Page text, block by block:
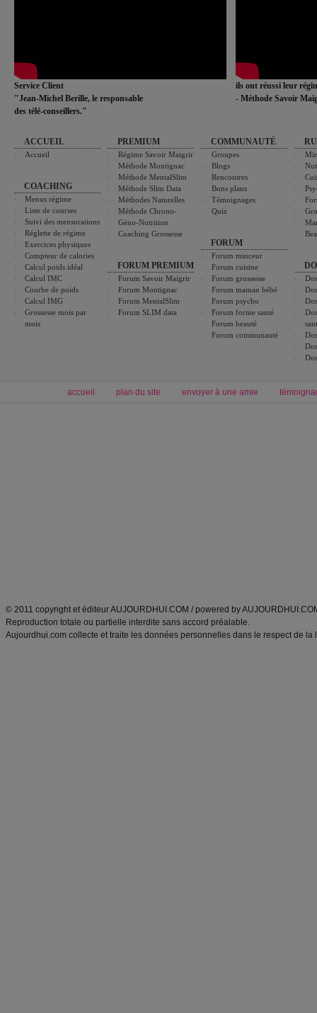
Service Client
"Jean-Michel Berille, le responsable
des télé-conseillers."
ils ont réussi leur
- Méthode Savoir
ACCUEIL
Accueil
COACHING
Menus régime
Liste de courses
Suivi des mensurations
Réglette de régime
Exercices physiques
Compteur de calories
Calcul poids idéal
Calcul IMC
Courbe de poids
Calcul IMG
Grossesse mois par
mois
PREMIUM
Régime Savoir Maigrir
Méthode Montignac
Méthode MentalSlim
Méthode Slim Data
Méthodes Naturelles
Méthode Chrono-
Géno-Nutrition
Coaching Grossesse
FORUM PREMIUM
Forum Savoir Maigrir
Forum Montignac
Forum MentalSlim
Forum SLIM data
COMMUNAUTÉ
Groupes
Blogs
Rencontres
Bons plans
Témoignages
Quiz
FORUM
Forum minceur
Forum cuisine
Forum grossesse
Forum maman bébé
Forum psycho
Forum forme santé
Forum beauté
Forum communauté
accueil plan du site envoyer à une amie
© 2011 copyright et éditeur AUJOURDHUI.COM / powered by
Reproduction totale ou partielle interdite sans accord préalable.
Aujourdhui.com collecte et traite les données personnelles dans le respect de